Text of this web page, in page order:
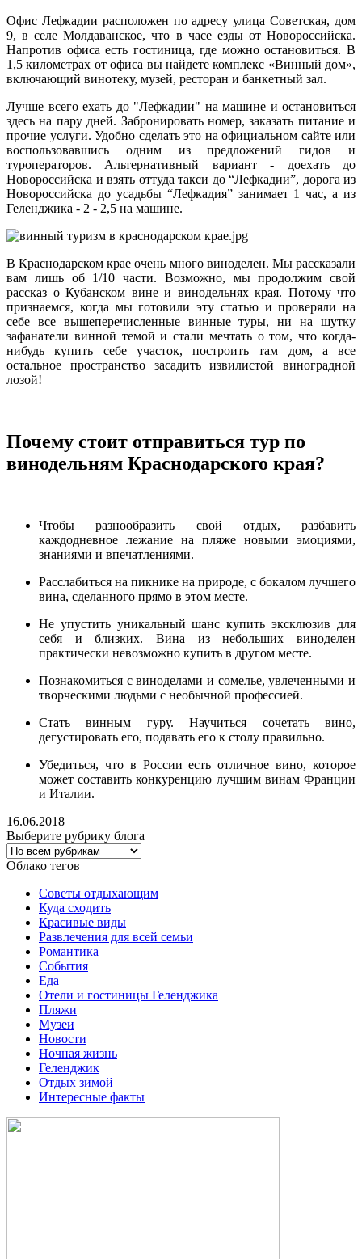
Офис Лефкадии расположен по адресу улица Советская, дом
9, в селе Молдаванское, что в часе езды от Новороссийска.
Напротив офиса есть гостиница, где можно остановиться. В
1,5 километрах от офиса вы найдете комплекс «Винный дом»,
включающий винотеку, музей, ресторан и банкетный зал.
Лучше всего ехать до "Лефкадии" на машине и остановиться
здесь на пару дней. Забронировать номер, заказать питание и
прочие услуги. Удобно сделать это на официальном сайте или
воспользовавшись одним из предложений гидов и
туроператоров. Альтернативный вариант - доехать до
Новороссийска и взять оттуда такси до “Лефкадии”, дорога из
Новороссийска до усадьбы “Лефкадия” занимает 1 час, а из
Геленджика - 2 - 2,5 на машине.
В Краснодарском крае очень много виноделен. Мы рассказали
вам лишь об 1/10 части. Возможно, мы продолжим свой
рассказ о Кубанском вине и винодельнях края. Потому что
признаемся, когда мы готовили эту статью и проверяли на
себе все вышеперечисленные винные туры, ни на шутку
зафанатели винной темой и стали мечтать о том, что когда-
нибудь купить себе участок, построить там дом, а все
остальное пространство засадить извилистой виноградной
лозой!
Почему стоит отправиться тур по
винодельням Краснодарского края?
Чтобы разнообразить свой отдых, разбавить
каждодневное лежание на пляже новыми эмоциями,
знаниями и впечатлениями.
Расслабиться на пикнике на природе, с бокалом лучшего
вина, сделанного прямо в этом месте.
Не упустить уникальный шанс купить эксклюзив для
себя и близких. Вина из небольших виноделен
практически невозможно купить в другом месте.
Познакомиться с виноделами и сомелье, увлеченными и
творческими людьми с необычной профессией.
Стать винным гуру. Научиться сочетать вино,
дегустировать его, подавать его к столу правильно.
Убедиться, что в России есть отличное вино, которое
может составить конкуренцию лучшим винам Франции
и Италии.
16.06.2018
Выберите рубрику блога
Облако тегов
Советы отдыхающим
Куда сходить
Красивые виды
Развлечения для всей семьи
Романтика
События
Еда
Отели и гостиницы Геленджика
Пляжи
Музеи
Новости
Ночная жизнь
Геленджик
Отдых зимой
Интересные факты